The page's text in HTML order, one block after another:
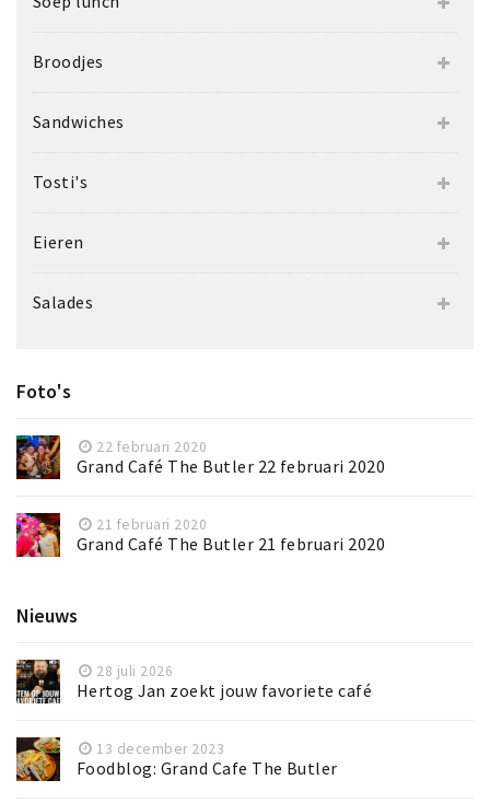
Broodjes
Sandwiches
Tosti's
Eieren
Salades
Foto's
22 februari 2020
Grand Café The Butler 22 februari 2020
21 februari 2020
Grand Café The Butler 21 februari 2020
Nieuws
28 juli 2026
Hertog Jan zoekt jouw favoriete café
13 december 2023
Foodblog: Grand Cafe The Butler